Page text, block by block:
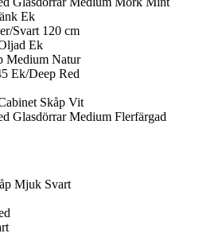
Ek
Svart 120 cm
Ek
Medium Natur
Ek/Deep Red
Skåp Vit
Glasdörrar Medium Flerfärgad
Mjuk Svart